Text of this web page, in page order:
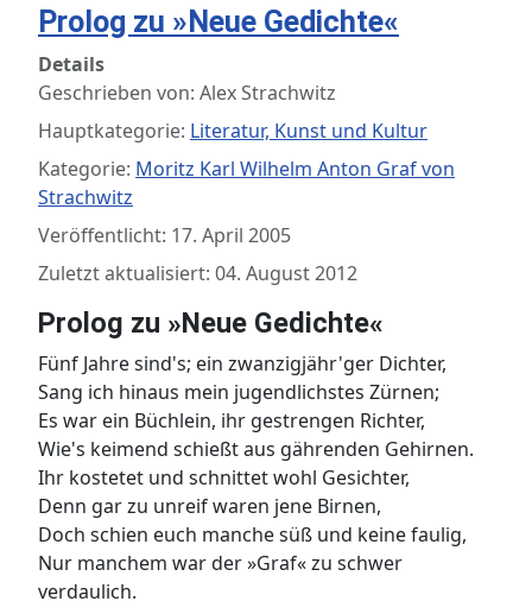
Prolog zu »Neue Gedichte«
Details
Geschrieben von: Alex Strachwitz
Hauptkategorie: Literatur, Kunst und Kultur
Kategorie: Moritz Karl Wilhelm Anton Graf von
Strachwitz
Veröffentlicht: 17. April 2005
Zuletzt aktualisiert: 04. August 2012
Prolog zu »Neue Gedichte«
Fünf Jahre sind's; ein zwanzigjähr'ger Dichter,
Sang ich hinaus mein jugendlichstes Zürnen;
Es war ein Büchlein, ihr gestrengen Richter,
Wie's keimend schießt aus gährenden Gehirnen.
Ihr kostetet und schnittet wohl Gesichter,
Denn gar zu unreif waren jene Birnen,
Doch schien euch manche süß und keine faulig,
Nur manchem war der »Graf« zu schwer
verdaulich.